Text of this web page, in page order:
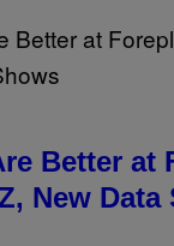
Better at
New Data